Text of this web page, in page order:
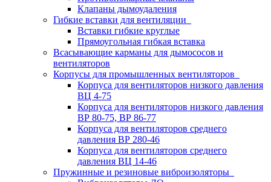
Клапаны дымоудаления
Гибкие вставки для вентиляции
Вставки гибкие круглые
Прямоугольная гибкая вставка
Всасывающие карманы для дымососов и
вентиляторов
Корпусы для промышленных вентиляторов
Корпуса для вентиляторов низкого давления
ВЦ 4-75
Корпуса для вентиляторов низкого давления
ВР 80-75, ВР 86-77
Корпуса для вентиляторов среднего
давления ВР 280-46
Корпуса для вентиляторов среднего
давления ВЦ 14-46
Пружинные и резиновые виброизоляторы